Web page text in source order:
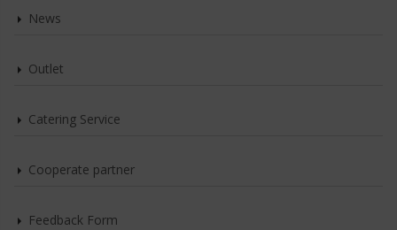
News
Outlet
Catering Service
Cooperate partner
Feedback Form